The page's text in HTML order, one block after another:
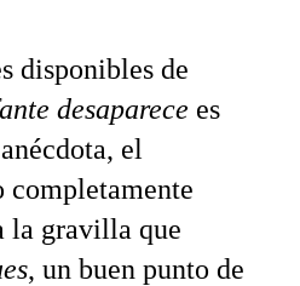
disponibles de
desaparece es
el
completamente
la gravilla que
, un buen punto de